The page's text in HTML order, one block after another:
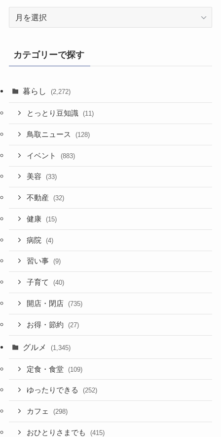
カテゴリーで探す
暮らし (2,272)
とっとり豆知識 (11)
鳥取ニュース (128)
イベント (883)
美容 (33)
不動産 (32)
健康 (15)
病院 (4)
習い事 (9)
子育て (40)
開店・閉店 (735)
お得・節約 (27)
グルメ (1,345)
定食・食堂 (109)
ゆったりできる (252)
カフェ (298)
おひとりさまでも (415)